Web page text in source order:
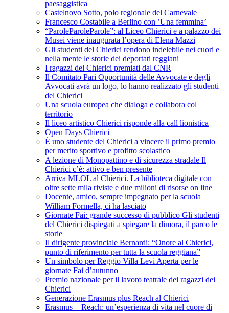
paesaggistica
Castelnovo Sotto, polo regionale del Carnevale
Francesco Costabile a Berlino con ’Una femmina’
“ParoleParoleParole”: al Liceo Chierici e a palazzo dei
Musei viene inaugurata l’opera di Elena Mazzi
Gli studenti del Chierici rendono indelebile nei cuori e
nella mente le storie dei deportati reggiani
I ragazzi del Chierici premiati dal CNR
Il Comitato Pari Opportunità delle Avvocate e degli
Avvocati avrà un logo, lo hanno realizzato gli studenti
del Chierici
Una scuola europea che dialoga e collabora col
territorio
Il liceo artistico Chierici risponde alla call lionistica
Open Days Chierici
È uno studente del Chierici a vincere il primo premio
per merito sportivo e profitto scolastico
A lezione di Monopattino e di sicurezza stradale Il
Chierici c’è: attivo e ben presente
Arriva MLOL al Chierici. La biblioteca digitale con
oltre sette mila riviste e due milioni di risorse on line
Docente, amico, sempre impegnato per la scuola
William Formella, ci ha lasciato
Giornate Fai: grande successo di pubblico Gli studenti
del Chierici dispiegati a spiegare la dimora, il parco le
storie
Il dirigente provinciale Bernardi: “Onore al Chierici,
punto di riferimento per tutta la scuola reggiana”
Un simbolo per Reggio Villa Levi Aperta per le
giornate Fai d’autunno
Premio nazionale per il lavoro teatrale dei ragazzi dei
Chierici
Generazione Erasmus plus Reach al Chierici
Erasmus + Reach: un’esperienza di vita nel cuore di